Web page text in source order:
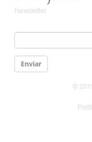
Newsletter
Enviar
©